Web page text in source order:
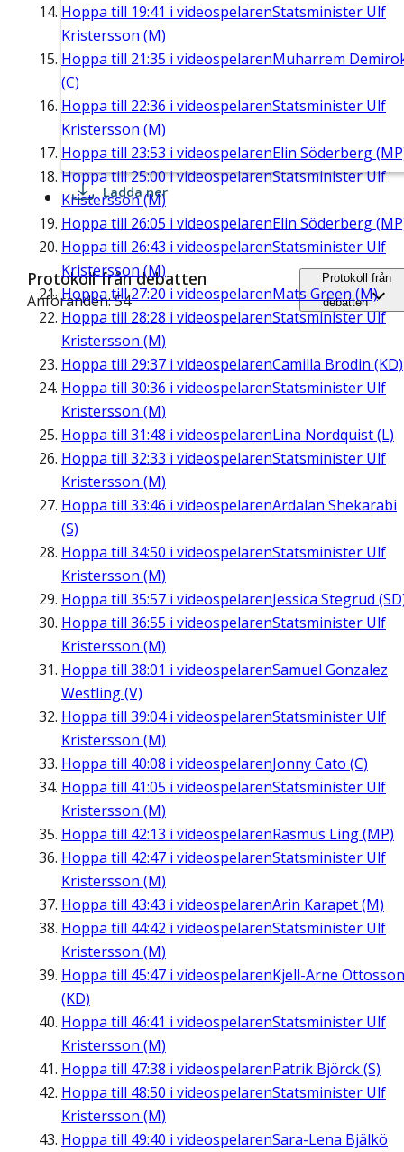
Hoppa till 19:41 i videospelarenStatsminister Ulf
Kristersson (M)
Hoppa till 21:35 i videospelarenMuharrem
(C)
Hoppa till 22:36 i videospelarenStatsminister Ulf
Kristersson (M)
Hoppa till 23:53 i videospelarenElin Söderberg
Hoppa till25:00i videospelarenStatsminister Ulf
Kristersson (M)
Hoppa till 26:05 i videospelarenElin Söderberg
Hoppa till 26:43 i videospelarenStatsminister Ulf
Kristersson (M)
Hoppa till27:20 i videospelarenMats Green (M)
Hoppa till 28:28 i videospelarenStatsminister Ulf
Kristersson (M)
Hoppa till 29:37 i videospelarenCamilla Brodin (KD)
Hoppa till 30:36 i videospelarenStatsminister Ulf
Kristersson (M)
Hoppa till 31:48 i videospelarenLina Nordquist (L)
Hoppa till 32:33 i videospelarenStatsminister Ulf
Kristersson (M)
Hoppa till 33:46 i videospelarenArdalan Shekarabi
(S)
Hoppa till 34:50 i videospelarenStatsminister Ulf
Kristersson (M)
Hoppa till 35:57 i videospelarenJessica Stegrud
Hoppa till 36:55 i videospelarenStatsminister Ulf
Kristersson (M)
Hoppa till 38:01 i videospelarenSamuel Gonzalez
Westling (V)
Hoppa till 39:04i videospelarenStatsminister Ulf
Kristersson (M)
Hoppa till 40:08 i videospelarenJonny Cato (C)
Hoppa till 41:05 i videospelarenStatsminister Ulf
Kristersson (M)
Hoppa till 42:13 i videospelarenRasmus Ling (MP)
Hoppa till 42:47 i videospelarenStatsminister Ulf
Kristersson (M)
Hoppa till 43:43 i videospelarenArin Karapet (M)
Hoppa till 44:42 i videospelarenStatsminister Ulf
Kristersson (M)
Hoppa till 45:47 i videospelarenKjell-Arne Ottosson
(KD)
Hoppa till 46:41 i videospelarenStatsminister Ulf
Kristersson (M)
Hoppa till 47:38 i videospelarenPatrik Björck (S)
Hoppa till 48:50 i videospelarenStatsminister Ulf
Kristersson (M)
Hoppa till 49:40 i videospelarenSara-Lena Bjälkö
Ladda ner
Protokoll från debatten
Anföranden: 54
Protokoll från
debatten